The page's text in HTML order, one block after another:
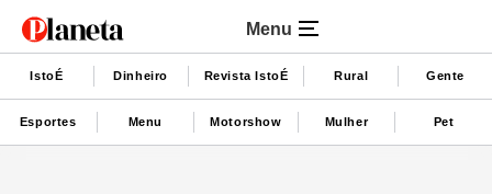
Menu
IstoÉ Dinheiro Revista IstoÉ Rural Gente
Esportes Menu Motorshow Mulher Pet